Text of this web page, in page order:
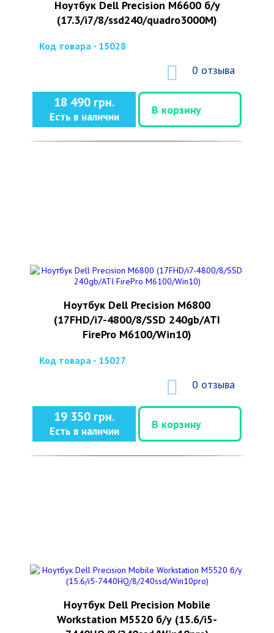
Ноутбук Dell Precision M6600 б/у
(17.3/i7/8/ssd240/quadro3000M)
Код товара - 15028
0 отзыва
18 490 грн.
Есть в наличии
В корзину
Ноутбук Dell Precision M6800
(17FHD/i7-4800/8/SSD 240gb/ATI
FirePro M6100/Win10)
Код товара - 15027
0 отзыва
19 350 грн.
Есть в наличии
В корзину
Ноутбук Dell Precision Mobile
Workstation M5520 б/у (15.6/i5-